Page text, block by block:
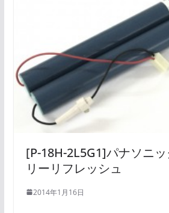
[P-18H-2L5G1]パナソニ
リーリフレッシュ
2014年1月16日